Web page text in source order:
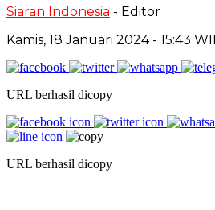
Siaran Indonesia - Editor
Kamis, 18 Januari 2024 - 15:43
URL berhasil dicopy
URL berhasil dicopy